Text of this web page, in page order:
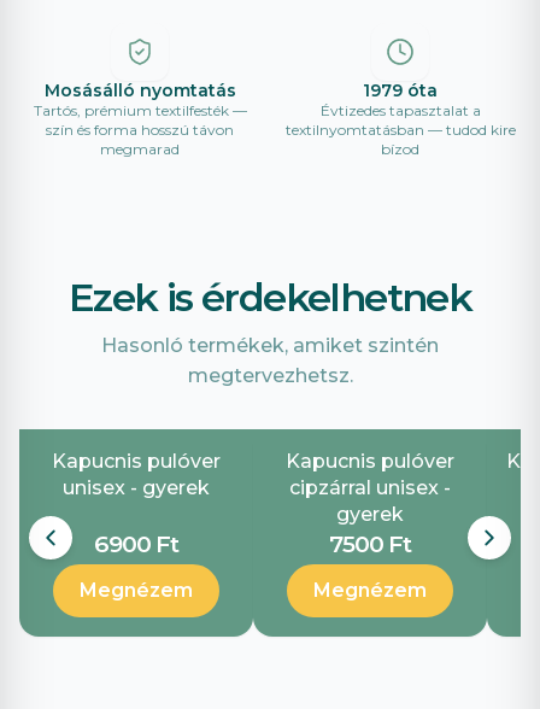
Mosásálló nyomtatás
Tartós, prémium textilfesték —
szín és forma hosszú távon
megmarad
1979 óta
Évtizedes tapasztalat a
textilnyomtatásban — tudod kire
bízod
Ezek is érdekelhetnek
Hasonló termékek, amiket szintén
megtervezhetsz.
Kapucnis pulóver
unisex - gyerek
6900 Ft
Megnézem
Kapucnis pulóver
cipzárral unisex -
gyerek
7500 Ft
Megnézem